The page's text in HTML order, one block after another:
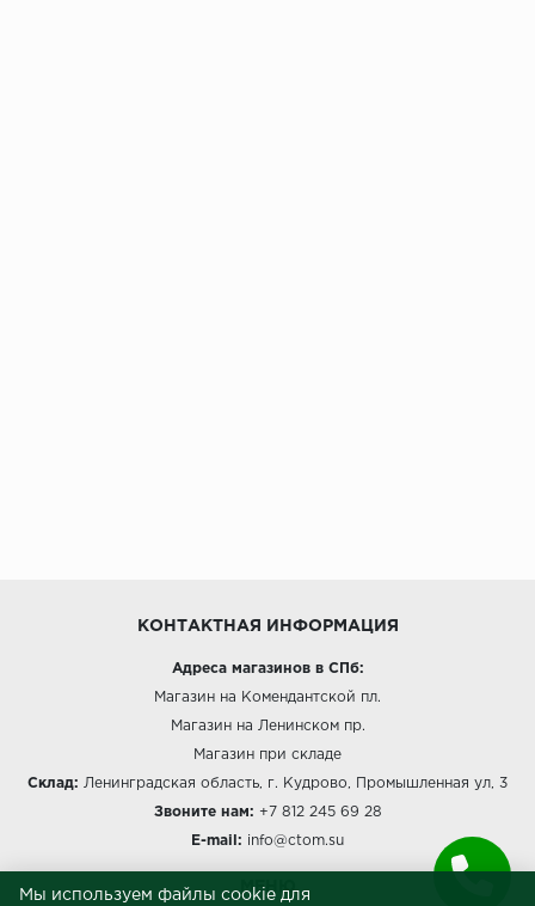
КОНТАКТНАЯ ИНФОРМАЦИЯ
Адреса магазинов в СПб:
Магазин на Комендантской пл.
Магазин на Ленинском пр.
Магазин при складе
Склад: Ленинградская область, г. Кудрово, Промышленная ул, 3
Звоните нам: +7 812 245 69 28
E-mail: info@ctom.su
МЕНЮ
Мы используем файлы cookie для